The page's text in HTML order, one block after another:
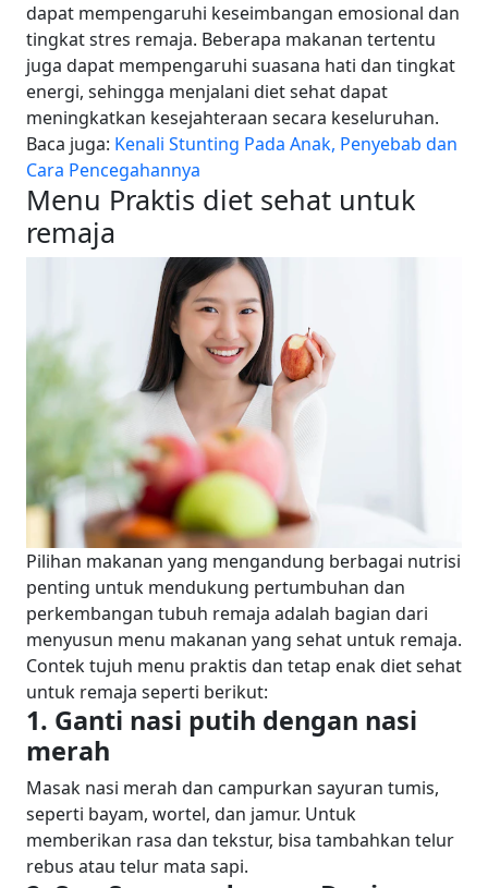
dapat mempengaruhi keseimbangan emosional dan
tingkat stres remaja. Beberapa makanan tertentu
juga dapat mempengaruhi suasana hati dan tingkat
energi, sehingga menjalani diet sehat dapat
meningkatkan kesejahteraan secara keseluruhan.
Baca juga: Kenali Stunting Pada Anak, Penyebab dan
Cara Pencegahannya
Menu Praktis diet sehat untuk
remaja
Pilihan makanan yang mengandung berbagai nutrisi
penting untuk mendukung pertumbuhan dan
perkembangan tubuh remaja adalah bagian dari
menyusun menu makanan yang sehat untuk remaja.
Contek tujuh menu praktis dan tetap enak diet sehat
untuk remaja seperti berikut:
1. Ganti nasi putih dengan nasi
merah
Masak nasi merah dan campurkan sayuran tumis,
seperti bayam, wortel, dan jamur. Untuk
memberikan rasa dan tekstur, bisa tambahkan telur
rebus atau telur mata sapi.